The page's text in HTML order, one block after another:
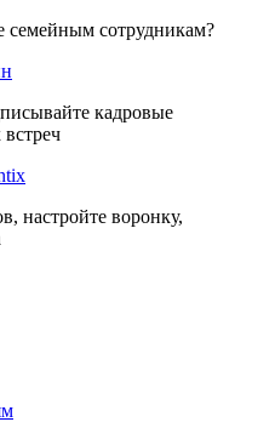
семейным сотрудникам?
кадровые
настройте воронку,